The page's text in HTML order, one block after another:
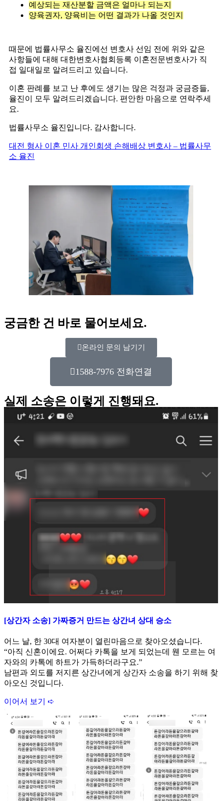
예상되는 재산분할 금액은 얼마나 되는지
양육권자, 양육비는 어떤 결과가 나올 것인지
때문에 법률사무소 율진에선 변호사 선임 전에 위와 같은
사항들에 대해 대한변호사협회등록 이혼전문변호사가 직
접 일대일로 알려드리고 있습니다.
이혼 판례를 보고 난 후에도 생기는 많은 걱정과 궁금증들,
율진이 모두 알려드리겠습니다. 편안한 마음으로 연락주세
요.
법률사무소 율진입니다. 감사합니다.
대전 형사 이혼 민사 개인회생 손해배상 변호사 – 법률사무
소 율진
궁금한 건 바로 물어보세요.
온라인 문의 남기기
1588-7976 전화연결
실제 소송은 이렇게 진행돼요.
[상간자 소송] 가짜증거 만드는 상간녀 상대 승소
어느 날, 한 30대 여자분이 열린마음으로 찾아오셨습니다.
“아직 신혼이에요. 어쩌다 카톡을 보게 되었는데 웬 모르는 여
자와의 카톡에 하트가 가득하더라구요.”
남편과 외도를 저지른 상간녀에게 상간자 소송을 하기 위해 찾
아오신 것입니다.
이어서 보기 ➪